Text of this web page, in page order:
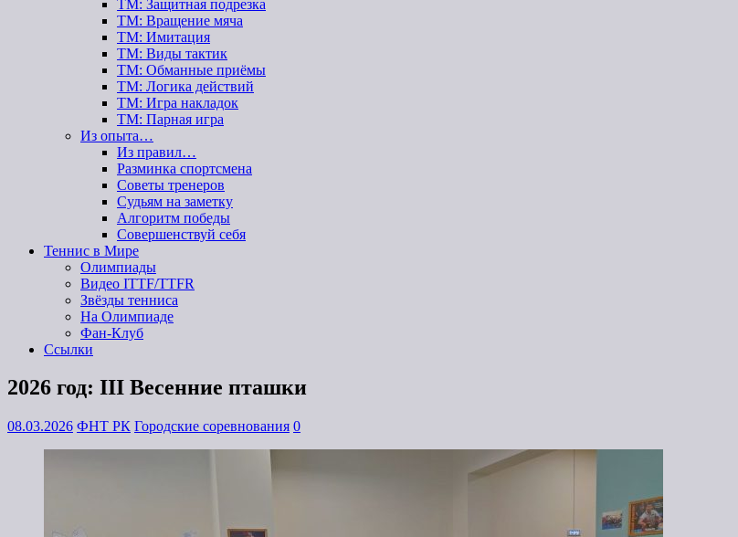
ТМ: Защитная подрезка
ТМ: Вращение мяча
ТМ: Имитация
ТМ: Виды тактик
ТМ: Обманные приёмы
ТМ: Логика действий
ТМ: Игра накладок
ТМ: Парная игра
Из опыта…
Из правил…
Разминка спортсмена
Советы тренеров
Судьям на заметку
Алгоритм победы
Совершенствуй себя
Теннис в Мире
Олимпиады
Видео ITTF/TTFR
Звёзды тенниса
На Олимпиаде
Фан-Клуб
Ссылки
2026 год: III Весенние пташки
08.03.2026 ФНТ РК Городские соревнования 0